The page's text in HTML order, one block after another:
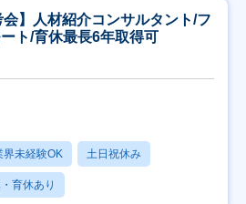
会】人材紹介コンサルタント/フ
ト/育休最長6年取得可
界未経験OK 土日祝休み
育休あり